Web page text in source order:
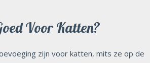
Voor Katten?
zijn voor katten, mits ze op de